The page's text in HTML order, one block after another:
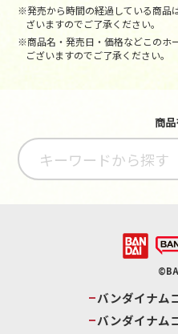
※発売から時間の経過している商品
ざいますのでご了承ください。
※商品名・発売日・価格などこのホ
ございますのでご了承ください。
商品
バンダイナム
バンダイナム